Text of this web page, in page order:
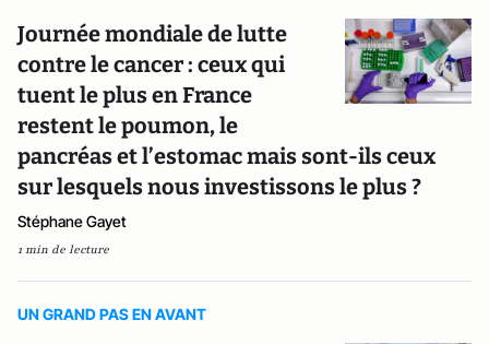
Journée mondiale de lutte
contre le cancer : ceux qui
tuent le plus en France
restent le poumon, le
pancréas et l’estomac mais sont-ils ceux
sur lesquels nous investissons le plus ?
Stéphane Gayet
1 min de lecture
UN GRAND PAS EN AVANT